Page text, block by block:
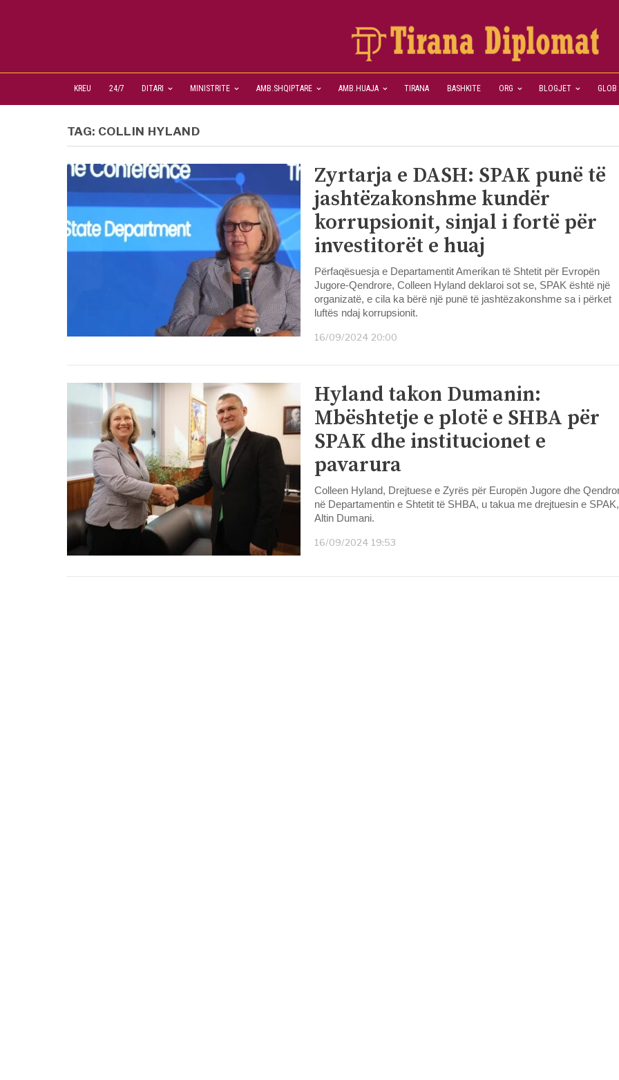
KREU 24/7 DITARI MINISTRITE AMB.SHQIPTARE AMB.HUAJA TIRANA BASHKITE ORG BLOGJET GLOB
TAG: COLLIN HYLAND
Zyrtarja e DASH: SPAK punë të
jashtëzakonshme kundër
korrupsionit, sinjal i fortë për
investitorët e huaj
Përfaqësuesja e Departamentit Amerikan të Shtetit për Evropën
Jugore-Qendrore, Colleen Hyland deklaroi sot se, SPAK është një
organizatë, e cila ka bërë një punë të jashtëzakonshme sa i përket
luftës ndaj korrupsionit.
16/09/2024 20:00
Hyland takon Dumanin:
Mbështetje e plotë e SHBA për
SPAK dhe institucionet e
pavarura
Colleen Hyland, Drejtuese e Zyrës për Europën Jugore dhe
në Departamentin e Shtetit të SHBA, u takua me drejtuesin e SPAK,
Altin Dumani.
16/09/2024 19:53